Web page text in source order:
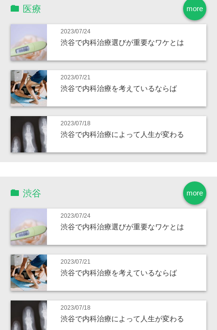
more
医療
2023/07/24
渋谷で内科治療選びが重要なワケとは
2023/07/21
渋谷で内科治療を考えているならば
2023/07/18
渋谷で内科治療によって人生が変わる
more
渋谷
2023/07/24
渋谷で内科治療選びが重要なワケとは
2023/07/21
渋谷で内科治療を考えているならば
2023/07/18
渋谷で内科治療によって人生が変わる